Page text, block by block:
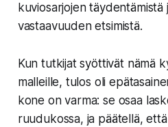
kuviosarjojen täydentämistä
vastaavuuden etsimistä.
Kun tutkijat syöttivät nämä
malleille, tulos oli
kone on varma: se osaa
ruudukossa, ja päätellä,